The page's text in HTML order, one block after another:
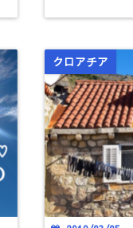
クロアチア